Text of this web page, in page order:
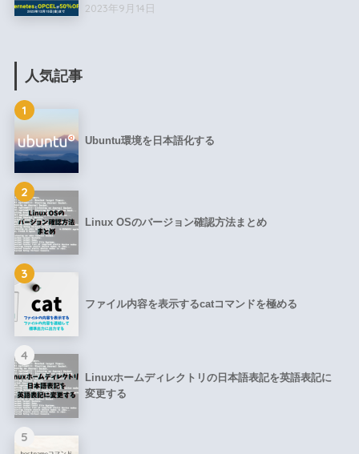
2023年9月14日
人気記事
1
Ubuntu環境を日本語化する
2
Linux OSのバージョン確認方法まとめ
3
ファイル内容を表示するcatコマンドを極める
4
Linuxホームディレクトリの日本語表記を英語表記に
変更する
5